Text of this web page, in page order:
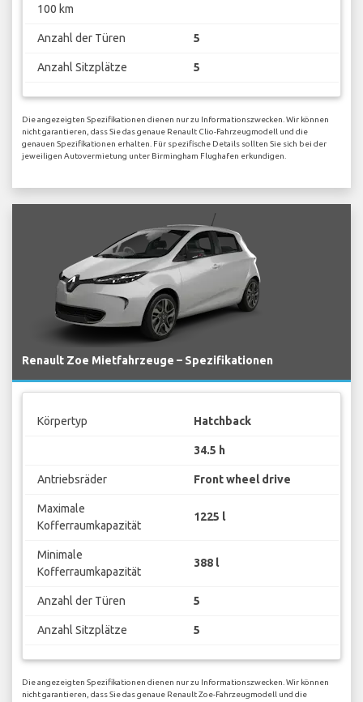
100 km
Anzahl der Türen 5
Anzahl Sitzplätze 5
Die angezeigten Spezifikationen dienen nur zu Informationszwecken. Wir können
nicht garantieren, dass Sie das genaue Renault Clio-Fahrzeugmodell und die
genauen Spezifikationen erhalten. Für spezifische Details sollten Sie sich bei der
jeweiligen Autovermietung unter Birmingham Flughafen erkundigen.
Renault Zoe Mietfahrzeuge – Spezifikationen
Körpertyp Hatchback
34.5 h
Antriebsräder Front wheel drive
Maximale
Kofferraumkapazität
1225 l
Minimale
Kofferraumkapazität
388 l
Anzahl der Türen 5
Anzahl Sitzplätze 5
Die angezeigten Spezifikationen dienen nur zu Informationszwecken. Wir können
nicht garantieren, dass Sie das genaue Renault Zoe-Fahrzeugmodell und die